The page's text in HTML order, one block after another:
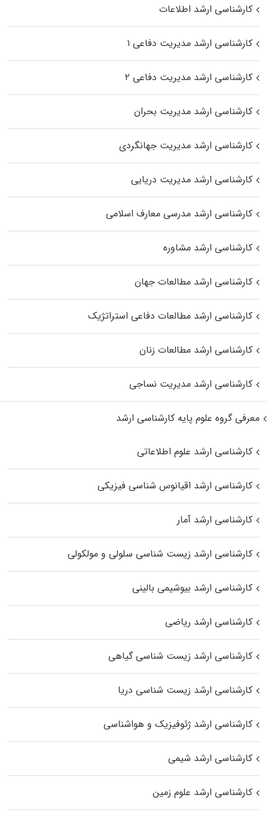
کارشناسی ارشد اطلاعات
کارشناسی ارشد مدیریت دفاعی ۱
کارشناسی ارشد مدیریت دفاعی ۲
کارشناسی ارشد مدیریت بحران
کارشناسی ارشد مدیریت جهانگردی
کارشناسی ارشد مدیریت دریایی
کارشناسی ارشد مدرسی معارف اسلامی
کارشناسی ارشد مشاوره
کارشناسی ارشد مطالعات جهان
کارشناسی ارشد مطالعات دفاعی استراتژیک
کارشناسی ارشد مطالعات زنان
کارشناسی ارشد مدیریت نساجی
معرفی گروه علوم پایه کارشناسی ارشد
کارشناسی ارشد علوم اطلاعاتی
کارشناسی ارشد اقیانوس‌ شناسی فیزیکی
کارشناسی ارشد آمار
کارشناسی ارشد زیست شناسی سلولی و مولکولی
کارشناسی ارشد بیوشیمی بالینی
کارشناسی ارشد ریاضی
کارشناسی ارشد زیست‌ شناسی گیاهی
کارشناسی ارشد زیست‌ شناسی دریا
کارشناسی ارشد ژئوفیزیک و هواشناسی
کارشناسی ارشد شیمی
کارشناسی ارشد علوم زمین